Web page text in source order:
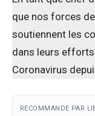
que nos forces
soutiennent les
dans leurs
Coronavirus
RECOMMANDE PAR